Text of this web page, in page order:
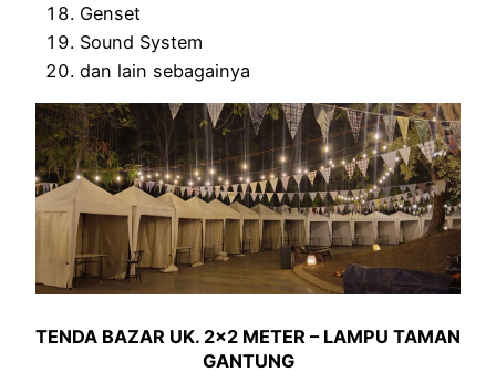
Genset
Sound System
dan lain sebagainya
TENDA BAZAR UK. 2×2 METER – LAMPU TAMAN
GANTUNG